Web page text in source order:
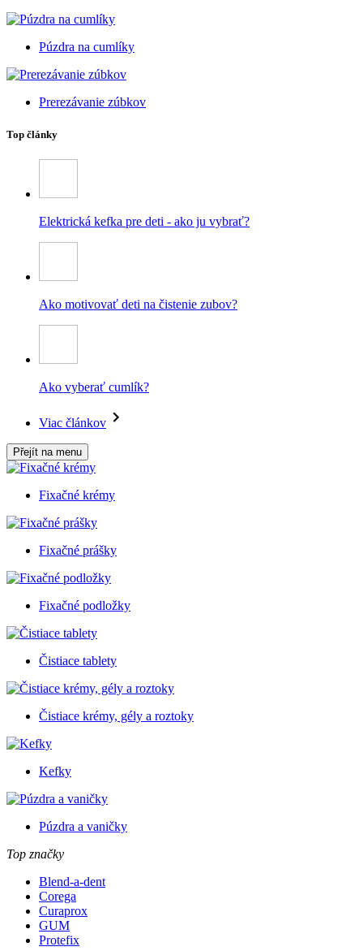
Púzdra na cumlíky
Prerezávanie zúbkov
Top články
Elektrická kefka pre deti - ako ju vybrať?
Ako motivovať deti na čistenie zubov?
Ako vyberať cumlík?
Viac článkov
Přejít na menu
Fixačné krémy
Fixačné prášky
Fixačné podložky
Čistiace tablety
Čistiace krémy, gély a roztoky
Kefky
Púzdra a vaničky
Top značky
Blend-a-dent
Corega
Curaprox
GUM
Protefix